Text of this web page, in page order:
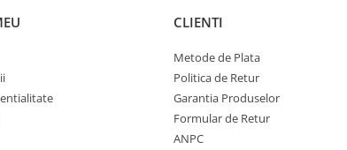
CLIENTI
Metode de Plata
Politica de Retur
Garantia Produselor
Formular de Retur
ANPC